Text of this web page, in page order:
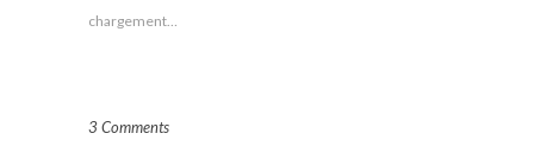
chargement…
3 Comments